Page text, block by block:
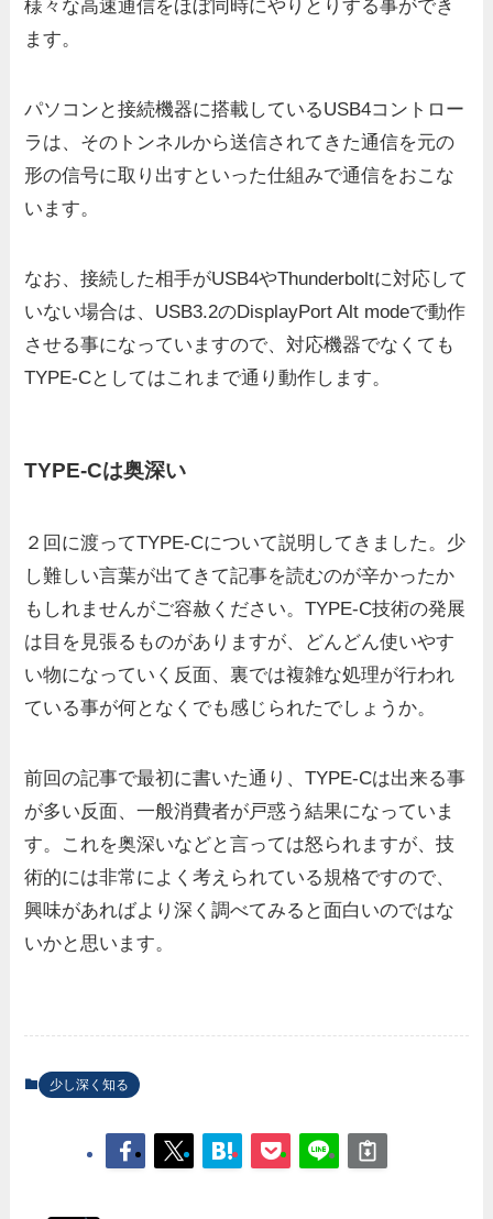
様々な高速通信をほぼ同時にやりとりする事ができ
ます。
パソコンと接続機器に搭載しているUSB4コントロー
ラは、そのトンネルから送信されてきた通信を元の
形の信号に取り出すといった仕組みで通信をおこな
います。
なお、接続した相手がUSB4やThunderboltに対応して
いない場合は、USB3.2のDisplayPort Alt modeで動作
させる事になっていますので、対応機器でなくても
TYPE-Cとしてはこれまで通り動作します。
TYPE-Cは奥深い
２回に渡ってTYPE-Cについて説明してきました。少
し難しい言葉が出てきて記事を読むのが辛かったか
もしれませんがご容赦ください。TYPE-C技術の発展
は目を見張るものがありますが、どんどん使いやす
い物になっていく反面、裏では複雑な処理が行われ
ている事が何となくでも感じられたでしょうか。
前回の記事で最初に書いた通り、TYPE-Cは出来る事
が多い反面、一般消費者が戸惑う結果になっていま
す。これを奥深いなどと言っては怒られますが、技
術的には非常によく考えられている規格ですので、
興味があればより深く調べてみると面白いのではな
いかと思います。
少し深く知る